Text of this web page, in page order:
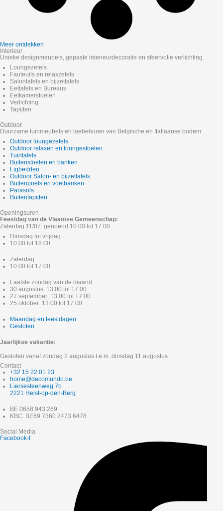
Meer ontdekken
Interieur
Unieke designmeubels, gepaste interieurdecoratie en sfeervolle verlichting.
Loungezetels
Fauteuils en relaxzetels
Salontafels en bijzettafels
Eettafels en Bureaus
Eetkamerstoelen
Verlichting
Tapijten
Outdoor
Duurzame tuinmeubels en toebehoren van Belgische en Italiaanse bodem.
Outdoor loungezetels
Outdoor relaxen en loungestoelen
Tuintafels
Buitenstoelen en banken
Ligbedden
Outdoor Salon- en bijzettafels
Buitenpoefs en voetbanken
Parasols
Buitentapijten
Openingsuren
Feestdag van de Vlaamse Gemeenschap:
Zaterdag 11/07: geopend 10:00 tot 17:00
Dinsdag tot vrijdag
10:00 tot 18:00
Zaterdag
10:00 tot 17:00
Laatste zondag van de maand
30 augustus: 13:00 tot 17:00
27 september: 13:00 tot 17:00
25 oktober: 13:00 tot 17:00
Maandag en feestdagen
Gesloten
Jaarlijkse vakantie:
Gesloten vanaf zondag 2 augustus t.e.m. dinsdag 11 augustus.
Contact
+32 15 22 01 23
home@decomundo.be
Liersesteenweg 7b
2221 Heist-op-den-Berg
BE 0658.943.269
KBC: BE69 7360 2473 6478
Social Media
Facebook-f